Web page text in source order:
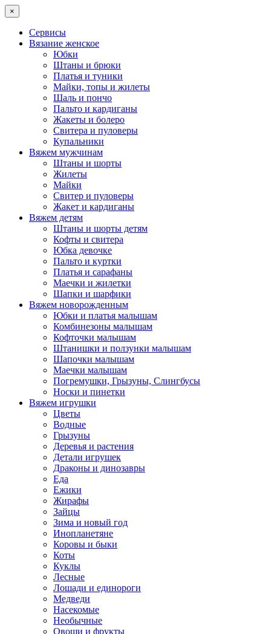
×
Сервисы
Вязание женское
Юбки
Штаны и брюки
Платья и туники
Майки, топы и жилеты
Шаль и пончо
Пальто и кардиганы
Жакеты и болеро
Свитера и пуловеры
Купальники
Вяжем мужчинам
Штаны и шорты
Жилеты
Майки
Свитер и пуловеры
Жакет и кардиганы
Вяжем детям
Штаны и шорты детям
Кофты и свитера
Юбка девочке
Пальто и куртки
Платья и сарафаны
Маечки и жилетки
Шапки и шарфики
Вяжем новорожденным
Юбки и платья малышам
Комбинезоны малышам
Кофточки малышам
Штанишки и ползунки малышам
Шапочки малышам
Маечки малышам
Погремушки, Грызуны, Слингбусы
Носки и пинетки
Вяжем игрушки
Цветы
Водные
Грызуны
Деревья и растения
Детали игрушек
Драконы и динозавры
Еда
Ежики
Жирафы
Зайцы
Зима и новый год
Инопланетяне
Коровы и быки
Коты
Куклы
Лесные
Лошади и единороги
Медведи
Насекомые
Необычные
Овощи и фрукты